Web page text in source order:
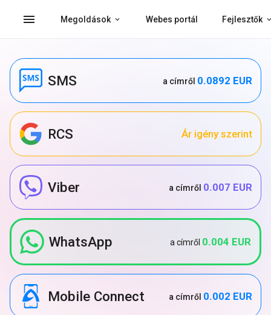
menu Megoldások Webes portál Fejlesztők
SMS a címről 0.0892 EUR
RCS Ár igény szerint
Viber a címről 0.007 EUR
WhatsApp a címről 0.004 EUR
Mobile Connect a címről 0.002 EUR